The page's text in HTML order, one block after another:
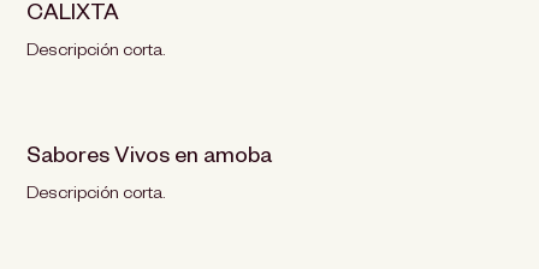
CALIXTA
Descripción corta.
Sabores Vivos en amoba
Descripción corta.